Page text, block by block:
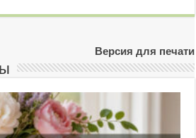
Версия для печати